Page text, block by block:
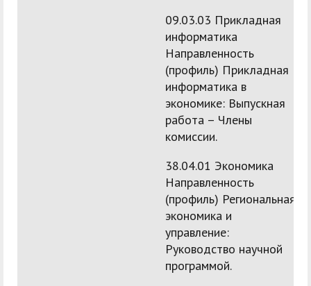
09.03.03 Прикладная
информатика
Направленность
(профиль) Прикладная
информатика в
экономике: Выпускная
работа – Члены
комиссии.
38.04.01 Экономика
Направленность
(профиль) Региональная
экономика и
управление:
Руководство научной
программой.